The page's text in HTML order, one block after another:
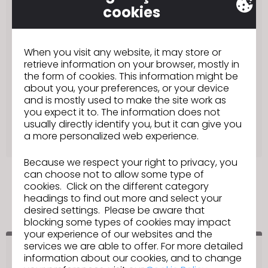
Lançada a fase 2 – fevereiro de 2022
Lançada a fase 3.1 - março de 2023
Lançada a fase 3.2 - outubro de 2023
Lançada a fase 4 – junho de 2024
Fase 4.1 Lançada - Dez 2025
Próximo lançamento – em curso
forBamboo RosePLM
Lançada a Fase 1 – setembro de 2021
cookies
When you visit any website, it may store or
retrieve information on your browser, mostly in
the form of cookies. This information might be
about you, your preferences, or your device
and is mostly used to make the site work as
you expect it to. The information does not
usually directly identify you, but it can give you
a more personalized web experience.
Because we respect your right to privacy, you
can choose not to allow some type of
cookies. Click on the different category
headings to find out more and select your
desired settings. Please be aware that
blocking some types of cookies may impact
your experience of our websites and the
services we are able to offer. For more detailed
information about our cookies, and to change